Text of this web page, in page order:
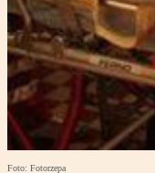
Foto: Fotorzepa